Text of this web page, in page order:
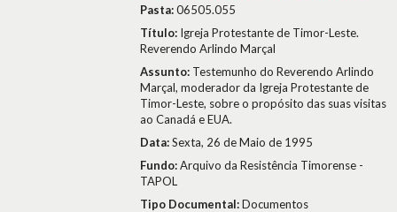
Pasta:06505.055
Título: Igreja Protestante de Timor-Leste.
Reverendo Arlindo Marçal
Assunto: Testemunho do Reverendo Arlindo
Marçal, moderador da Igreja Protestante de
Timor-Leste, sobre o propósito das suas visitas
ao Canadá e EUA.
Data:Sexta, 26 de Maio de 1995
Fundo:Arquivo da Resistência Timorense -
TAPOL
Tipo Documental:Documentos